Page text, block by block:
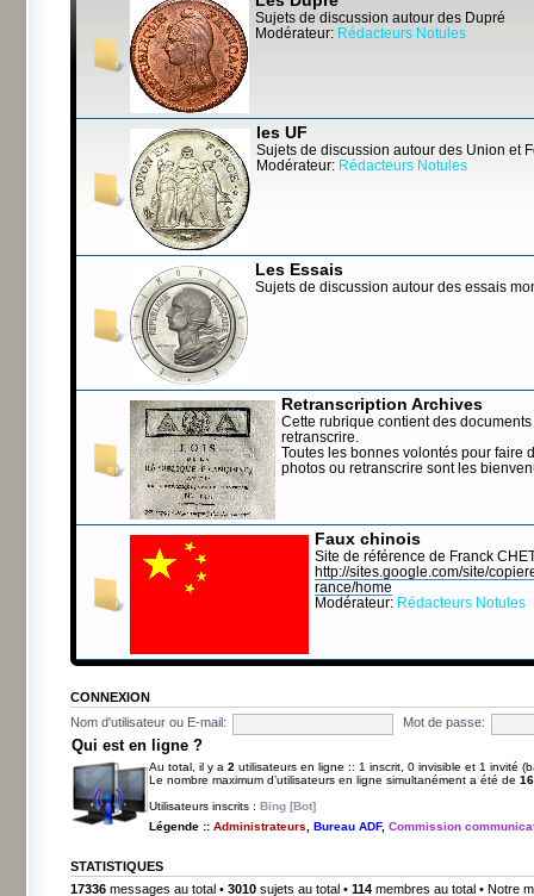
Sujets de discussion autour des Dupré
Modérateur: Rédacteurs Notules
les UF
Sujets de discussion autour des Union et
Modérateur: Rédacteurs Notules
Les Essais
Sujets de discussion autour des essais
Retranscription Archives
Cette rubrique contient des
retranscrire.
Toutes les bonnes volontés pour faire
photos ou retranscrire sont les
Faux chinois
Site de référence de Franck
http://sites.google.com/site/
rance/home
Modérateur: Rédacteurs Notules
CONNEXION
Nom d'utilisateur ou E-mail:
Mot de passe:
Qui est en ligne ?
Au total, il y a 2 utilisateurs en ligne :: 1 inscrit, 0 invisible et 1 invité
Le nombre maximum d’utilisateurs en ligne simultanément a été de
Utilisateurs inscrits : Bing [Bot]
Légende :: Administrateurs Bureau ADF, Commission
STATISTIQUES
17336 messages au total • 3010 sujets au total • 114 membres au total • Notre